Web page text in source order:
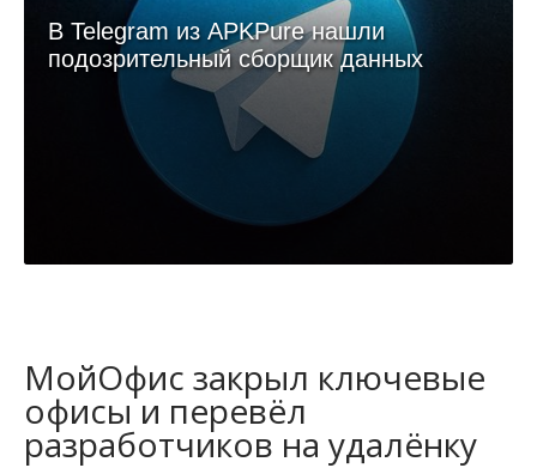
В Telegram из APKPure нашли
подозрительный сборщик данных
МойОфис закрыл ключевые
офисы и перевёл
разработчиков на удалёнку